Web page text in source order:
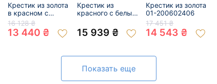
Крестик из золота
в красном с
белым цвете 01-
200867526
16 128 ₴
13 440 ₴
Крестик из
красного с белым
200888973
15 939 ₴
Крестик из золота
01-200602406
17 451 ₴
14 543 ₴
Показать еще